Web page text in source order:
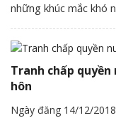
những khúc mắc khó
Tranh chấp
hôn
Ngày đăng 14/12/2018